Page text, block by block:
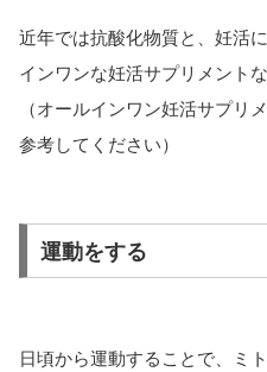
近年では抗酸化物質と、妊活
インワンな妊活サプリメント
（オールインワン妊活サプリ
参考してください）
運動をする
日頃から運動することで、ミ